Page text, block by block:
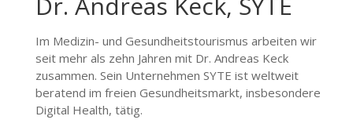
Im Medizin- und Gesundheitstourismus arbeiten wir
seit mehr als zehn Jahren mit Dr. Andreas Keck
zusammen. Sein Unternehmen SYTE ist weltweit
beratend im freien Gesundheitsmarkt, insbesondere
Digital Health, tätig.